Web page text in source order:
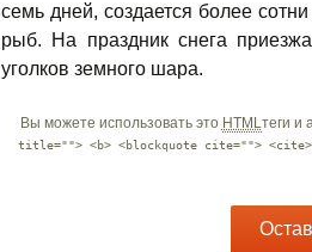
семь дней, создается более
рыб. На праздник снега
уголков земного шара.
Вы можете использовать это HTMLтеги и
title=""> <b> <blockquote cite=""> <cite>